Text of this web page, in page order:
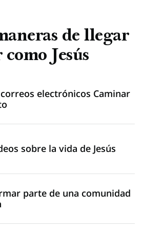
de llegar
como Jesús
electrónicos Caminar
sobre la vida de Jesús
parte de una comunidad